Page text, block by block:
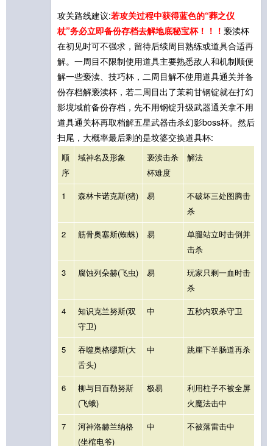
攻关路线建议:若攻关过程中获得蓝色的“葬之仪
杖”务必立即备份存档去解地底秘宝杯！！！ 亵渎杯
在初见时可不强求，留待后续周目熟练或道具合适再
解。一周目不限制使用道具主要熟悉敌人和机制顺便
解一些亵渎、技巧杯，二周目解不使用道具通关并备
份存档解亵渎杯，若二周目出了茉莉甘钢锭就在打幻
影境域前备份存档，先不用钢锭升级武器通关拿不用
道具通关杯再取档解五星武器击杀幻影boss杯。然后
扫尾，大概率最后剩的是坟婆交换道具杯:
顺
序
域神名及形象
亵渎击杀
杯难度
解法
1 森林卡诺克斯(猪) 易
不破坏三处图腾击
杀
2
筋骨奥塞斯(蜘蛛) 易
单腿站立时击倒并
击杀
3
腐蚀列朵赫(飞虫) 易
玩家只剩一血时击
杀
4
知识克兰努斯(双
守卫)
中 五秒内双杀守卫
5
吞噬奥格缪斯(大
舌头)
中 跳崖下羊肠道再杀
6
柳与日百勒努斯
(飞蛾)
极易
利用柱子不被全屏
火魔法击中
7
河神洛赫兰纳格
(坐棺电爷)
中 不被落雷击中